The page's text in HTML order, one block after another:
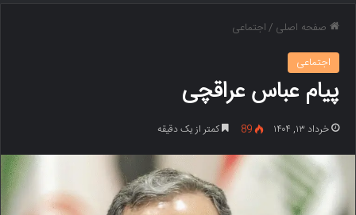
صفحه اصلی /اجتماعی
اجتماعی
پیام عباس عراقچی
خرداد ۱۳, ۱۴۰۴ 89 کمتر از یک دقیقه